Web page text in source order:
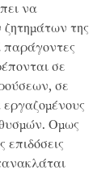
να
ζητημάτων της
παράγοντες
σε
σε
Ομως
επιδόσεις